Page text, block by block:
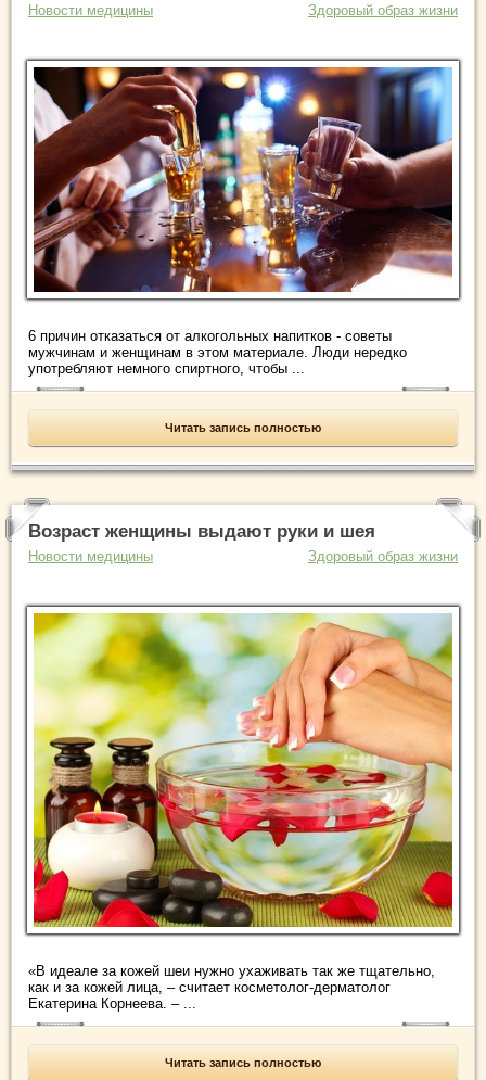
Новости медицины Здоровый образ жизни
6 причин отказаться от алкогольных напитков - советы
мужчинам и женщинам в этом материале. Люди нередко
употребляют немного спиртного, чтобы ...
Читать запись полностью
Возраст женщины выдают руки и шея
Новости медицины Здоровый образ жизни
«В идеале за кожей шеи нужно ухаживать так же тщательно,
как и за кожей лица, – считает косметолог-дерматолог
Екатерина Корнеева. – ...
Читать запись полностью